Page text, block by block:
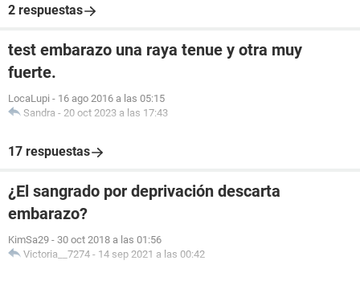
2 respuestas
test embarazo una raya tenue y otra muy
fuerte.
LocaLupi - 16 ago 2016 a las 05:15
Sandra - 20 oct 2023 a las 17:43
17 respuestas
¿El sangrado por deprivación descarta
embarazo?
KimSa29 - 30 oct 2018 a las 01:56
Victoria__7274 - 14 sep 2021 a las 00:42